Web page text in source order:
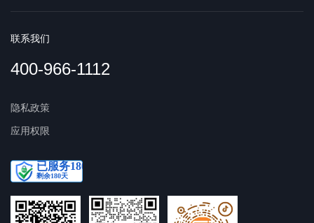
联系我们
400-966-1112
隐私政策
应用权限